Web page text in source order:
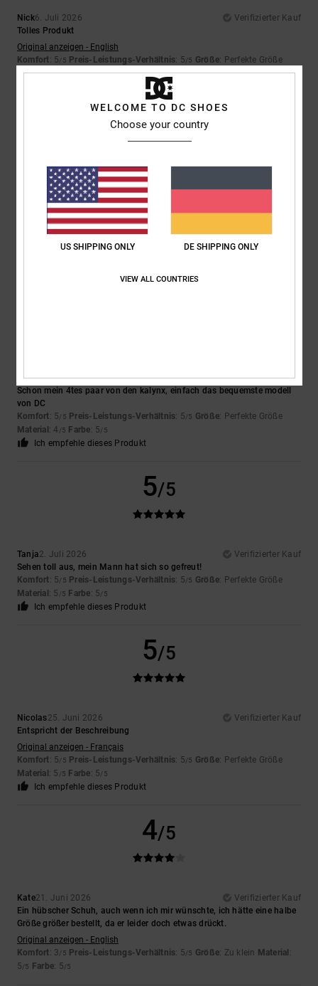
Nick6. Juli 2026
Verifizierter Kauf
Tolles Produkt
Original anzeigen - English
Komfort: 5/5 Preis-Leistungs-Verhältnis: 5/5 Größe: Perfekte Größe
Material: 5/5 Farbe: 5/5
Ich empfehle dieses Produkt
5/5
6. Juli 2026
Tolle Schuhe
Original anzeigen - English
Nenad4. Juli 2026
Verifizierter Kauf
Schon mein 4tes paar von den kalynx, einfach das bequemste modell
von DC
Komfort: 5/5 Preis-Leistungs-Verhältnis: 5/5 Größe: Perfekte Größe
Material : 4 /5 Farbe: 5/5
Ich empfehle dieses Produkt
5/5
Tanja2. Juli 2026
Verifizierter Kauf
Sehen toll aus, mein Mann hat sich so gefreut!
Komfort: 5/5 Preis-Leistungs-Verhältnis: 5/5 Größe: Perfekte Größe
Material : 5 /5 Farbe: 5/5
Ich empfehle dieses Produkt
5/5
Nicolas25. Juni 2026
Verifizierter Kauf
Entspricht der Beschreibung
Original anzeigen - Français
Komfort: 5/5 Preis-Leistungs-Verhältnis: 5/5 Größe: Perfekte Größe
Material : 5 /5 Farbe: 5/5
Ich empfehle dieses Produkt
4/5
Kate21. Juni 2026
Verifizierter Kauf
Ein hübscher Schuh, auch wenn ich mir wünschte, ich hätte eine halbe
Größe größer bestellt, da er leider doch etwas drückt.
Original anzeigen - English
Komfort: 3/5 Preis-Leistungs-Verhältnis: 5/5 Größe: Zu klein Material :
5/5 Farbe: 5/5
WELCOME TO DC SHOES
Choose your country
US SHIPPING ONLY DE SHIPPING ONLY
VIEW ALL COUNTRIES